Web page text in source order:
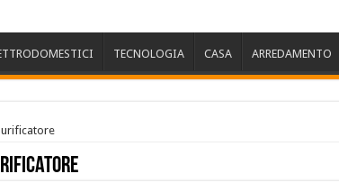
TECNOLOGIA CASA ARREDAMENTO